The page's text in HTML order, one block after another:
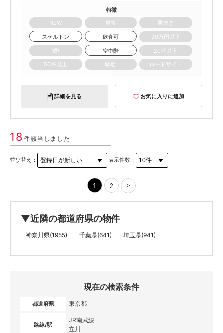
特徴
NEW
更新
居抜き
スケルトン
飲食可
30万円以下
1階
空中階
20坪以下
50坪以上
駅近 ロードサイド
詳細を見る お気に入りに追加
18件該当しました
並び替え： 表示件数：
1 2 >
▼近隣の都道府県の物件
神奈川県(1955) 千葉県(641) 埼玉県(941)
現在の検索条件
都道府県 東京都
路線/駅
JR南武線
立川